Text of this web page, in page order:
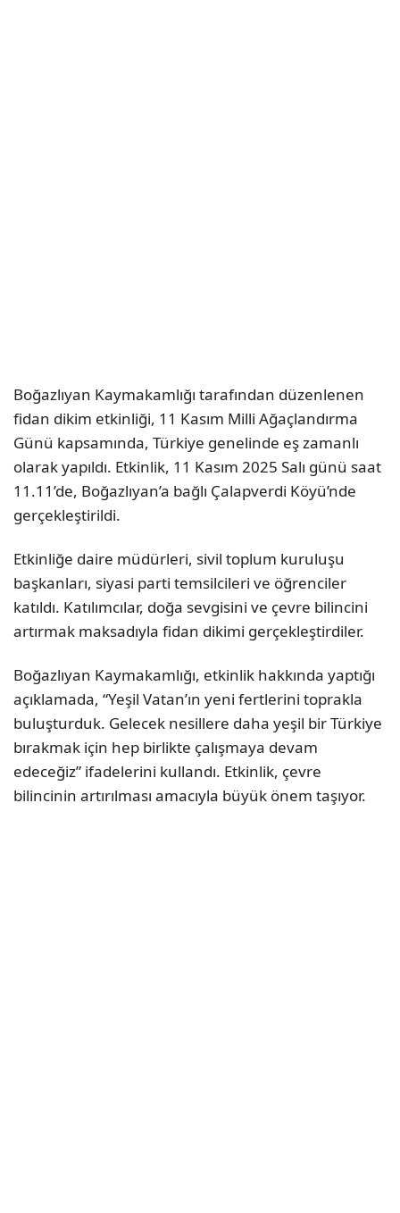
Boğazlıyan Kaymakamlığı tarafından düzenlenen
fidan dikim etkinliği, 11 Kasım Milli Ağaçlandırma
Günü kapsamında, Türkiye genelinde eş zamanlı
olarak yapıldı. Etkinlik, 11 Kasım 2025 Salı günü saat
11.11’de, Boğazlıyan’a bağlı Çalapverdi Köyü’nde
gerçekleştirildi.
Etkinliğe daire müdürleri, sivil toplum kuruluşu
başkanları, siyasi parti temsilcileri ve öğrenciler
katıldı. Katılımcılar, doğa sevgisini ve çevre bilincini
artırmak maksadıyla fidan dikimi gerçekleştirdiler.
Boğazlıyan Kaymakamlığı, etkinlik hakkında yaptığı
açıklamada, “Yeşil Vatan’ın yeni fertlerini toprakla
buluşturduk. Gelecek nesillere daha yeşil bir Türkiye
bırakmak için hep birlikte çalışmaya devam
edeceğiz” ifadelerini kullandı. Etkinlik, çevre
bilincinin artırılması amacıyla büyük önem taşıyor.